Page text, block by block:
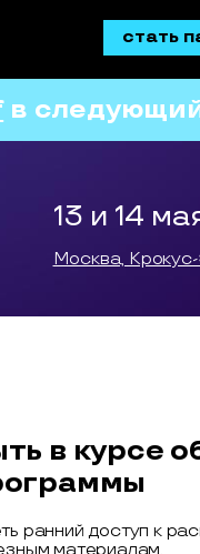
стать
в
13 и 14
Москва,
в курсе
ранний доступ к